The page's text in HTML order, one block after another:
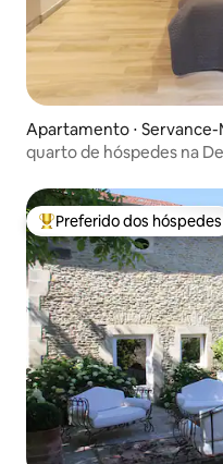
Apartamento ⋅ Servance-
quarto de hóspedes na
Entre os melhores
Preferido dos hóspedes